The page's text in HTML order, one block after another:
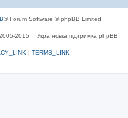
® Forum Software © phpBB Limited
2015 Українська підтримка phpBB
| TERMS_LINK